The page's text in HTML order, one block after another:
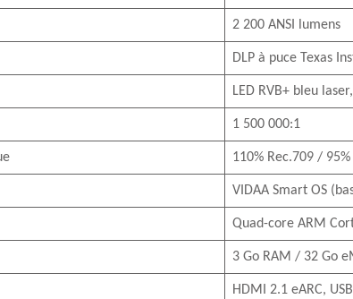
2 200 ANSI lumens
DLP à puce Texas
LED RVB+ bleu
1 500 000:1
110% Rec.709 / 95%
VIDAA Smart OS
Quad-core ARM
3 Go RAM / 32 Go
HDMI 2.1 eARC,